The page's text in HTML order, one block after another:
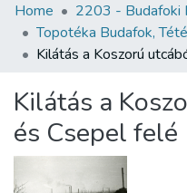
Communities &
All of DSpace
About us
Home
2203 - Budafoki
Topotéka Budafok,
Kilátás a
és Csepel felé